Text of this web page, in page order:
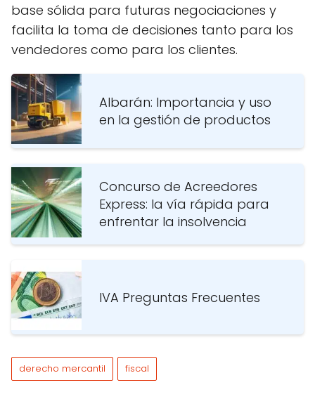
base sólida para futuras negociaciones y
facilita la toma de decisiones tanto para los
vendedores como para los clientes.
Albarán: Importancia y uso
en la gestión de productos
Concurso de Acreedores
Express: la vía rápida para
enfrentar la insolvencia
IVA Preguntas Frecuentes
derecho mercantil fiscal